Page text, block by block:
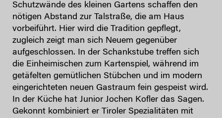
Schutzwände des kleinen Gartens schaffen den
nötigen Abstand zur Talstraße, die am Haus
vorbeiführt. Hier wird die Tradition gepflegt,
zugleich zeigt man sich Neuem gegenüber
aufgeschlossen. In der Schankstube treffen sich
die Einheimischen zum Kartenspiel, während im
getäfelten gemütlichen Stübchen und im modern
eingerichteten neuen Gastraum fein gespeist wird.
In der Küche hat Junior Jochen Kofler das Sagen.
Gekonnt kombiniert er Tiroler Spezialitäten mit